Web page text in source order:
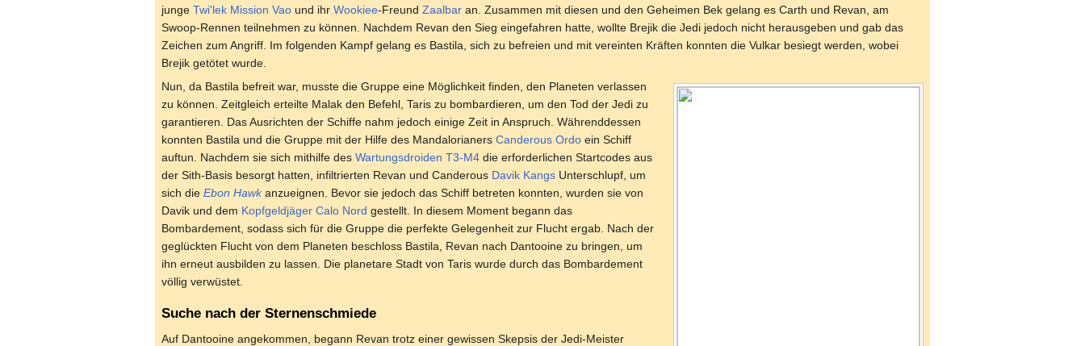
junge Twi'lek Mission Vao und ihr Wookiee-Freund Zaalbar an. Zusammen mit diesen und den Geheimen Bek gelang es Carth und Revan, am
Swoop-Rennen teilnehmen zu können. Nachdem Revan den Sieg eingefahren hatte, wollte Brejik die Jedi jedoch nicht herausgeben und gab das
Zeichen zum Angriff. Im folgenden Kampf gelang es Bastila, sich zu befreien und mit vereinten Kräften konnten die Vulkar besiegt werden, wobei
Brejik getötet wurde.
Nun, da Bastila befreit war, musste die Gruppe eine Möglichkeit finden, den Planeten verlassen
zu können. Zeitgleich erteilte Malak den Befehl, Taris zu bombardieren, um den Tod der Jedi zu
garantieren. Das Ausrichten der Schiffe nahm jedoch einige Zeit in Anspruch. Währenddessen
konnten Bastila und die Gruppe mit der Hilfe des Mandalorianers Canderous Ordo ein Schiff
auftun. Nachdem sie sich mithilfe des Wartungsdroiden T3-M4 die erforderlichen Startcodes aus
der Sith-Basis besorgt hatten, infiltrierten Revan und Canderous Davik Kangs Unterschlupf, um
sich die Ebon Hawkanzueignen. Bevor sie jedoch das Schiff betreten konnten, wurden sie von
Davik und dem Kopfgeldjäger Calo Nord gestellt. In diesem Moment begann das
Bombardement, sodass sich für die Gruppe die perfekte Gelegenheit zur Flucht ergab. Nach der
geglückten Flucht von dem Planeten beschloss Bastila, Revan nach Dantooine zu bringen, um
ihn erneut ausbilden zu lassen. Die planetare Stadt von Taris wurde durch das Bombardement
völlig verwüstet.
Suche nach der Sternenschmiede
Auf Dantooine angekommen, begann Revan trotz einer gewissen Skepsis der Jedi-Meister